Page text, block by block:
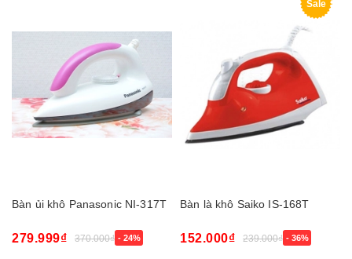
Bàn ủi khô Panasonic NI-317T
279.999₫ 370.000₫ - 24%
Sale
Bàn là khô Saiko IS-168T
152.000₫ 239.000₫ - 36%